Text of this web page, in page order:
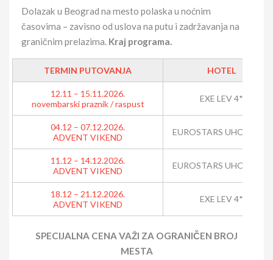
Dolazak u Beograd na mesto polaska u noćnim
časovima – zavisno od uslova na putu i zadržavanja na
graničnim prelazima. Kraj programa.
TERMIN PUTOVANJA HOTEL
12.11 – 15.11.2026.
novembarski praznik / raspust
EXE LEV 4*
04.12 – 07.12.2026.
ADVENT VIKEND
EUROSTARS UHOTEL 4*
11.12 – 14.12.2026.
ADVENT VIKEND
EUROSTARS UHOTEL 4*
18.12 – 21.12.2026.
ADVENT VIKEND
EXE LEV 4*
SPECIJALNA CENA VAŽI ZA OGRANIČEN BROJ
MESTA